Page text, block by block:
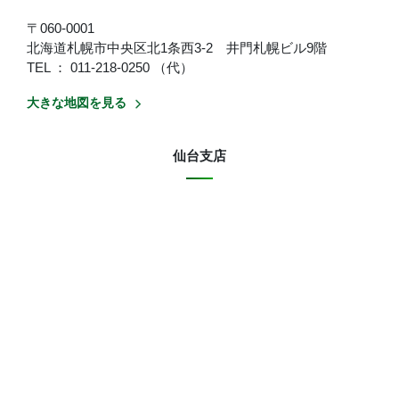
〒060-0001
北海道札幌市中央区北1条西3-2 井門札幌ビル9階
TEL ： 011-218-0250 （代）
大きな地図を見る
仙台支店